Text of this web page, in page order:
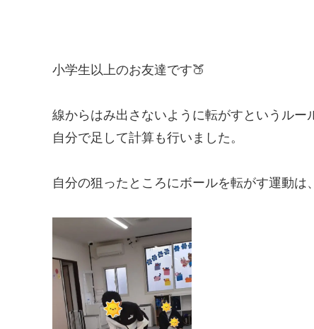
小学生以上のお友達です🍑
線からはみ出さないように転がすというル
自分で足して計算も行いました。
自分の狙ったところにボールを転がす運動は